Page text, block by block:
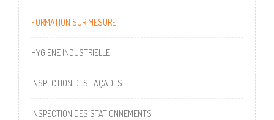
FORMATION SUR MESURE
HYGIÈNE INDUSTRIELLE
INSPECTION DES FAÇADES
INSPECTION DES STATIONNEMENTS